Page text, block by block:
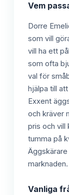
Vem
Dorre
som vill
vill ha ett
som ofta
val för
hjälpa till
Exxent
och kräver
pris och vill
tumma på
marknaden.
Vanliga